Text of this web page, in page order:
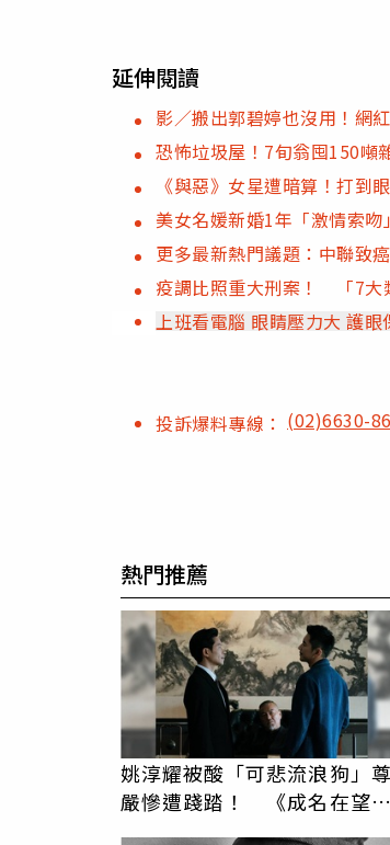
延伸閱讀
影／搬出郭碧婷也沒用！網
恐怖垃圾屋！7旬翁囤150
《與惡》女星遭暗算！打
美女名媛新婚1年「激情索
更多最新熱門議題：中聯致
疫調比照重大刑案！ 「7大
上班看電腦 眼睛壓力大 護眼
投訴爆料專線： (02)6630-
熱門推薦
姚淳耀被酸「可悲流浪狗」尊
嚴慘遭踐踏！ 《成名在望》